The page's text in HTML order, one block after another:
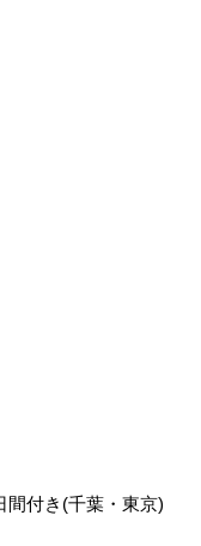
間付き(千葉・東京)